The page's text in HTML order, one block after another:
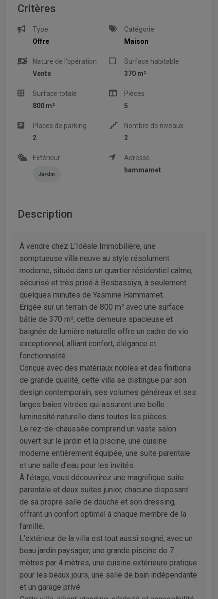
Critères
Type
Offre
Catégorie
Maison
Nature de l'opération
Vente
Surface habitable
370 m²
Surface totale
800 m²
Pièces
5
Places de parking
2
Nombre de niveaux
2
Extérieur
Jardin
Adresse
hammamet
Description
À vendre chez L’Idéale Immobilière, une
somptueuse villa neuve au style résolument
moderne, située dans un quartier résidentiel calme,
sécurisé et très prisé à Besbassiya, à seulement
quelques minutes de Yasmine Hammamet.
Érigée sur un terrain de 800 m² avec une surface
bâtie de 370 m², cette demeure spacieuse et
baignée de lumière naturelle offre un cadre de vie
exceptionnel, alliant confort, élégance et
fonctionnalité.
Conçue avec des matériaux nobles et des finitions
de grande qualité, cette villa se distingue par son
design contemporain, ses volumes généreux et ses
larges baies vitrées qui assurent une belle
luminosité naturelle dans toutes les pièces.
Le rez-de-chaussée comprend un vaste salon
ouvert sur le jardin et la piscine, une cuisine
moderne entièrement équipée, une suite parentale
et une salle d’eau pour les invités.
À l’étage, vous découvrirez une magnifique suite
parentale et deux suites junior, chacune disposant
de sa propre salle de douche et son dressing,
offrant un confort optimal à chaque membre de la
famille.
L’extérieur de la villa est tout aussi soigné, avec un
beau jardin paysager, une grande piscine de 7
mètres par 4 mètres, une cuisine extérieure pratique
pour les beaux jours, une salle de bain indépendante
et un garage privé.